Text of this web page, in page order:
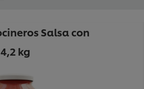
Salsa con
kg